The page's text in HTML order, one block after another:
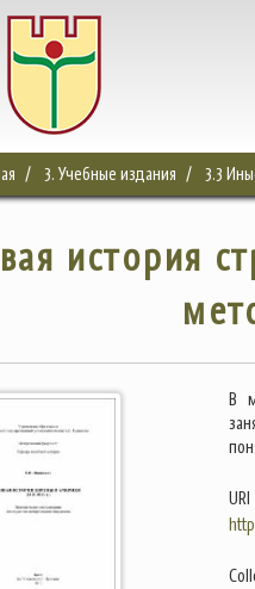
3. Учебные издания 3.3
история
В
URI